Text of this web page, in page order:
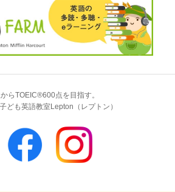
らTOEIC®600点を目指す。
ども英語教室Lepton（レプトン）